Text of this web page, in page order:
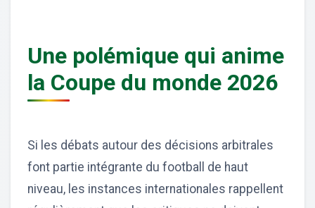
Une polémique qui anime
la Coupe du monde 2026
Si les débats autour des décisions arbitrales
font partie intégrante du football de haut
niveau, les instances internationales rappellent